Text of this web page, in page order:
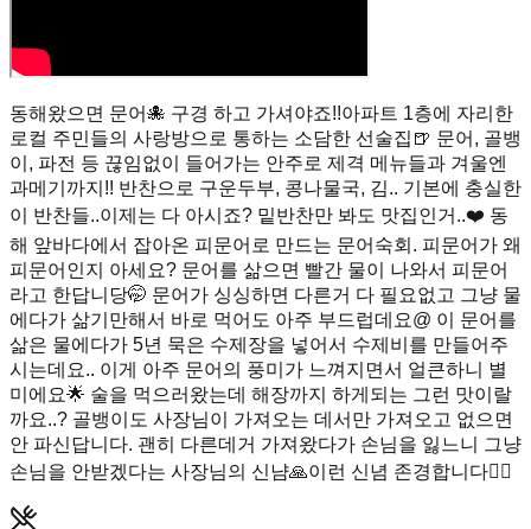
동해왔으면 문어🐙 구경 하고 가셔야죠!!아파트 1층에 자리한
로컬 주민들의 사랑방으로 통하는 소담한 선술집🍺 문어, 골뱅
이, 파전 등 끊임없이 들어가는 안주로 제격 메뉴들과 겨울엔
과메기까지!! 반찬으로 구운두부, 콩나물국, 김.. 기본에 충실한
이 반찬들..이제는 다 아시죠? 밑반찬만 봐도 맛집인거..❤️ 동
해 앞바다에서 잡아온 피문어로 만드는 문어숙회. 피문어가 왜
피문어인지 아세요? 문어를 삶으면 빨간 물이 나와서 피문어
라고 한답니당🤭 문어가 싱싱하면 다른거 다 필요없고 그냥 물
에다가 삶기만해서 바로 먹어도 아주 부드럽데요@ 이 문어를
삶은 물에다가 5년 묵은 수제장을 넣어서 수제비를 만들어주
시는데요.. 이게 아주 문어의 풍미가 느껴지면서 얼큰하니 별
미에요🌟 술을 먹으러왔는데 해장까지 하게되는 그런 맛이랄
까요..? 골뱅이도 사장님이 가져오는 데서만 가져오고 없으면
안 파신답니다. 괜히 다른데거 가져왔다가 손님을 잃느니 그냥
손님을 안받겠다는 사장님의 신냠🙏이런 신념 존경합니다👍🏻